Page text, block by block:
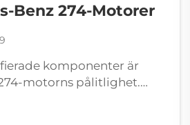
Benz 274-Motorer
komponenter är
motorns pålitlighet.
kompatibilitet: Hur
turboladdar- och